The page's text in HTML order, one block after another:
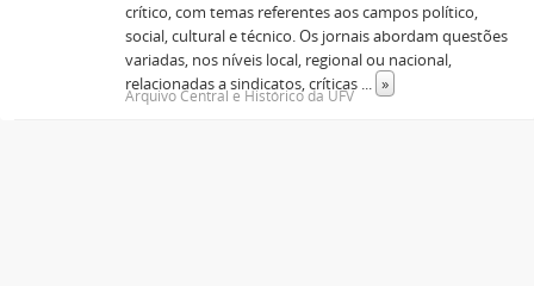
crítico, com temas referentes aos campos político,
social, cultural e técnico. Os jornais abordam questões
variadas, nos níveis local, regional ou nacional,
relacionadas a sindicatos, críticas ... »
Arquivo Central e Histórico da UFV